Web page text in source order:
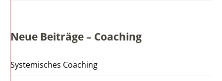
Neue Beiträge – Coaching
Systemisches Coaching